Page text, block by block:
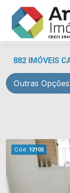
882 IMÓVEIS
Outras Opções
Cód. 12102